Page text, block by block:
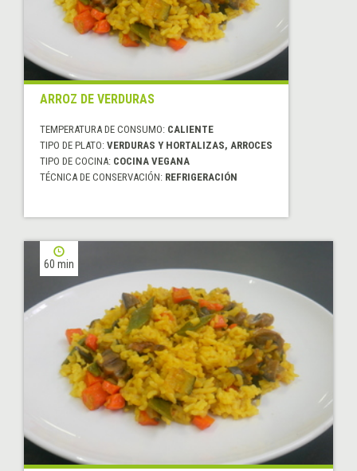
ARROZ DE VERDURAS
TEMPERATURA DE CONSUMO: CALIENTE
TIPO DE PLATO: VERDURAS Y HORTALIZAS, ARROCES
TIPO DE COCINA: COCINA VEGANA
TÉCNICA DE CONSERVACIÓN: REFRIGERACIÓN
60 min